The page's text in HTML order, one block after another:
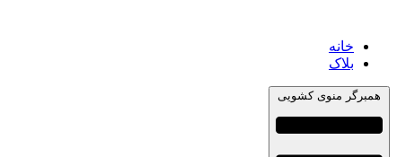
خانه
بلاک
همبرگر منوی کشویی